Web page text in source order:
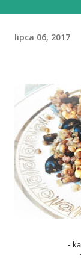
lipca 06, 2017
-